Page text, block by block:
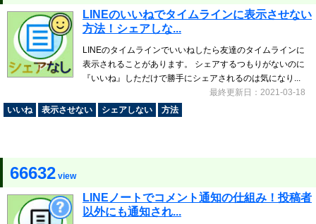
LINEのいいねでタイムラインに表示させない
方法！シェアしな...
LINEのタイムラインでいいねしたら友達のタイムラインに
表示されることがあります。 シェアするつもりがないのに
『いいね』しただけで勝手にシェアされるのは気になり...
最終更新日：2021-03-18
いいね
表示させない シェアしない 方法
66632 view
LINEノートでコメント通知の仕組み！投稿者
以外にも通知され...